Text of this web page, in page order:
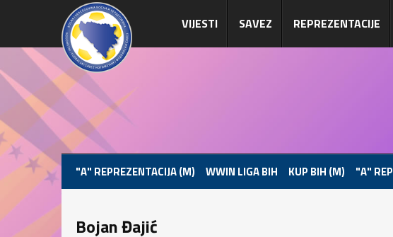
VIJESTI SAVEZ REPREZENTACIJE
"A" REPREZENTACIJA (M) WWIN LIGA BIH KUP BIH (M) "A"
Bojan Đajić